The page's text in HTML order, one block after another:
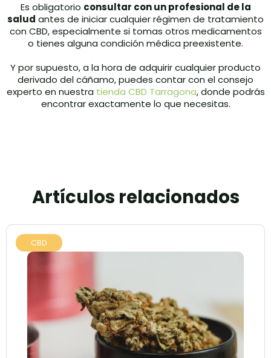
Es obligatorio consultar con un profesional de la
salud antes de iniciar cualquier régimen de tratamiento
con CBD, especialmente si tomas otros medicamentos
o tienes alguna condición médica preexistente.
Y por supuesto, a la hora de adquirir cualquier producto
derivado del cáñamo, puedes contar con el consejo
experto en nuestra tienda CBD Tarragona, donde podrás
encontrar exactamente lo que necesitas.
Artículos relacionados
CBD